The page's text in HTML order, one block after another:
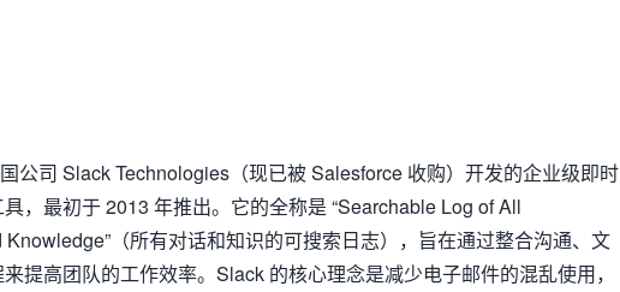
公司 Slack Technologies（现已被 Salesforce 收购）开发的企业级即时
，最初于 2013 年推出。它的全称是 “Searchable Log of All
（所有对话和知识的可搜索日志），旨在通过整合沟通、文
提高团队的工作效率。Slack 的核心理念是减少电子邮件的混乱使用，